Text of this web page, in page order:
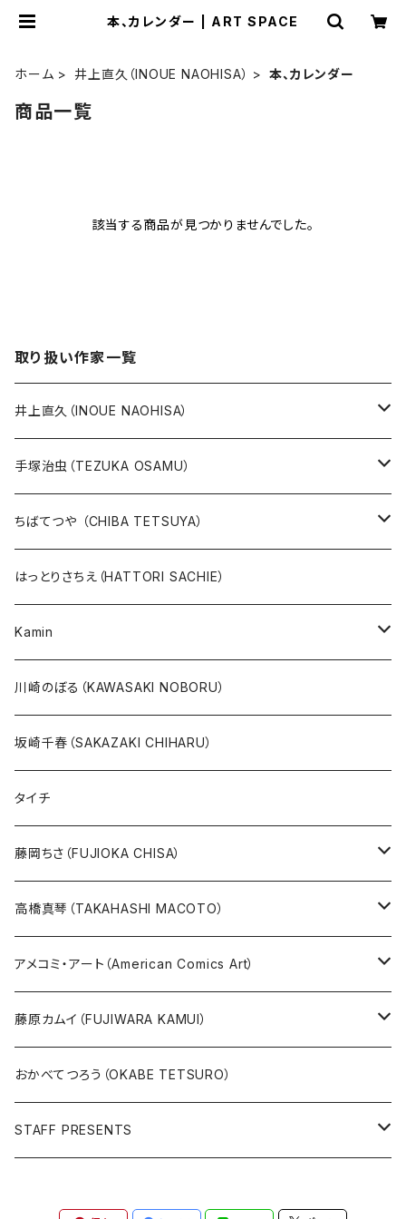
本、カレンダー | ART SPACE
ホーム 井上直久（INOUE NAOHISA） 本、カレンダー
商品一覧
該当する商品が見つかりませんでした。
取り扱い作家一覧
井上直久（INOUE NAOHISA）
人気作品TOP10
版画
10万未満
20万未満
本、カレンダー
イバラード新作版画2026
手塚治虫（TEZUKA OSAMU）
版画
鉄腕アトム
ジャングル大帝
その他
人気作品TOP10
ちばてつや （CHIBA TETSUYA）
版画
あしたのジョー
その他
人気作品TOP5
はっとりさちえ（HATTORI SACHIE）
Kamin
版画
川崎のぼる（KAWASAKI NOBORU）
坂崎千春（SAKAZAKI CHIHARU）
タイチ
藤岡ちさ（FUJIOKA CHISA）
版画
原画
高橋真琴（TAKAHASHI MACOTO）
版画
直筆サイン入り
版上サイン【新作】
グッズ
アメコミ・アート（American Comics Art）
ガブリエーレ・デッロット版画
SPIDER MAN
BATMAN
人気作品TOP5
藤原カムイ（FUJIWARA KAMUI）
複製原画
おかべてつろう（OKABE TETSURO）
STAFF PRESENTS